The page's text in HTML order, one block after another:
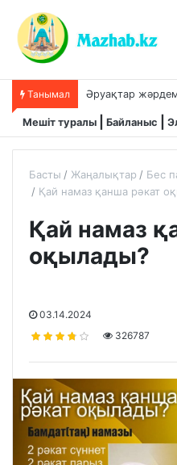
Танымал
Мешіт туралы Байланыс
Басты Жаңалықтар Бес
Қай намаз қанша рәкат
Қай намаз
оқылады?
03.14.2024
326787